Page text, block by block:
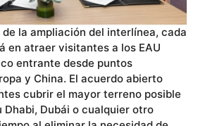
la ampliación del interlínea, cada
en atraer visitantes a los EAU
entrante desde puntos
y China. El acuerdo abierto
cubrir el mayor terreno posible
Dhabi, Dubái o cualquier otro